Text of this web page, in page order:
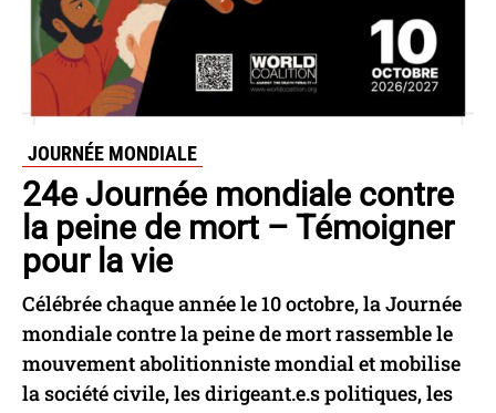
JOURNÉE MONDIALE
24e Journée mondiale contre
la peine de mort – Témoigner
pour la vie
Célébrée chaque année le 10 octobre, la Journée
mondiale contre la peine de mort rassemble le
mouvement abolitionniste mondial et mobilise
la société civile, les dirigeant.e.s politiques, les